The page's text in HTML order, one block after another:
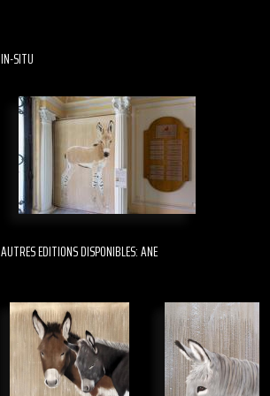
IN-SITU
AUTRES EDITIONS DISPONIBLES: ANE